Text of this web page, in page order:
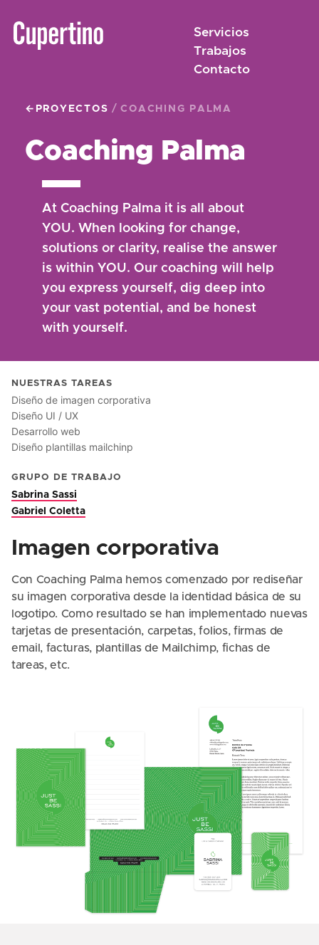
Servicios
Trabajos
Contacto
PROYECTOS / COACHING PALMA
Coaching Palma
At Coaching Palma it is all about
YOU. When looking for change,
solutions or clarity, realise the answer
is within YOU. Our coaching will help
you express yourself, dig deep into
your vast potential, and be honest
with yourself.
NUESTRAS TAREAS
Diseño de imagen corporativa
Diseño UI / UX
Desarrollo web
Diseño plantillas mailchinp
GRUPO DE TRABAJO
Sabrina Sassi
Gabriel Coletta
Imagen corporativa
Con Coaching Palma hemos comenzado por rediseñar
su imagen corporativa desde la identidad básica de su
logotipo. Como resultado se han implementado nuevas
tarjetas de presentación, carpetas, folios, firmas de
email, facturas, plantillas de Mailchimp, fichas de
tareas, etc.